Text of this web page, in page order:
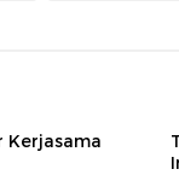
Kerjasama